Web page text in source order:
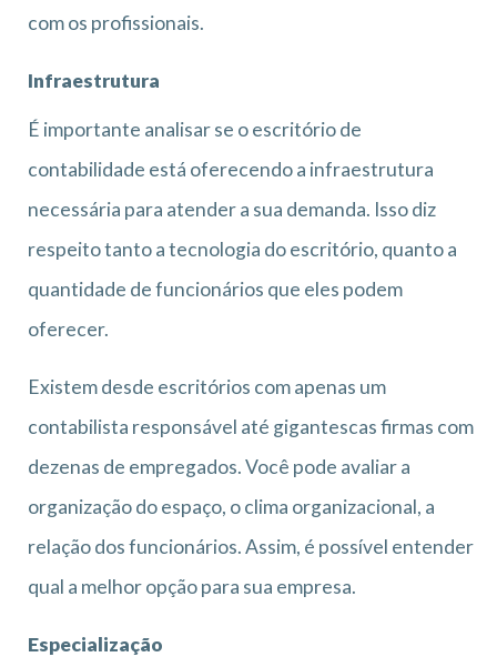
com os profissionais.
Infraestrutura
É importante analisar se o escritório de
contabilidade está oferecendo a infraestrutura
necessária para atender a sua demanda. Isso diz
respeito tanto a tecnologia do escritório, quanto a
quantidade de funcionários que eles podem
oferecer.
Existem desde escritórios com apenas um
contabilista responsável até gigantescas firmas com
dezenas de empregados. Você pode avaliar a
organização do espaço, o clima organizacional, a
relação dos funcionários. Assim, é possível entender
qual a melhor opção para sua empresa.
Especialização